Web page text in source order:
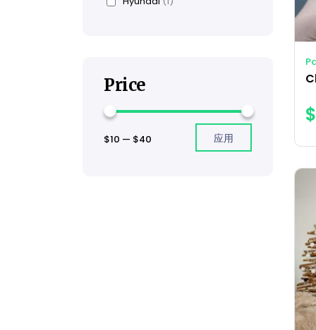
$
Price
应用
$10 — $40